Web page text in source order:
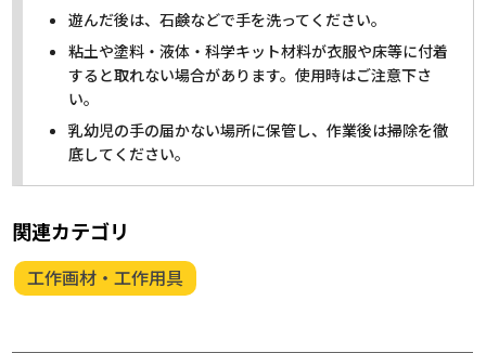
遊んだ後は、石鹸などで手を洗ってください。
粘土や塗料・液体・科学キット材料が衣服や床等に付着
すると取れない場合があります。使用時はご注意下さ
い。
乳幼児の手の届かない場所に保管し、作業後は掃除を徹
底してください。
関連カテゴリ
工作画材・工作用具